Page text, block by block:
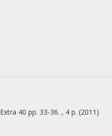
Extra 40 pp. 33-36. , 4 p. (2011)